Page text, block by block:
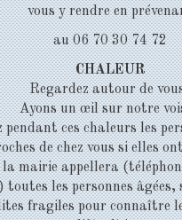
vous y rendre en
au 06 70 30 74 72
CHALEUR
Regardez autour de
Ayons un œil sur notre
pendant ces chaleurs les
de chez vous si elles
mairie appellera
toutes les personnes âgées,
fragiles pour connaître